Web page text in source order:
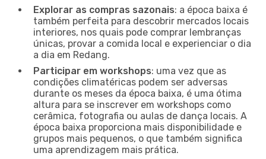
Explorar as compras sazonais: a época baixa é
também perfeita para descobrir mercados locais
interiores, nos quais pode comprar lembranças
únicas, provar a comida local e experienciar o dia
a dia em Redang.
Participar em workshops: uma vez que as
condições climatéricas podem ser adversas
durante os meses da época baixa, é uma ótima
altura para se inscrever em workshops como
cerâmica, fotografia ou aulas de dança locais. A
época baixa proporciona mais disponibilidade e
grupos mais pequenos, o que também significa
uma aprendizagem mais prática.